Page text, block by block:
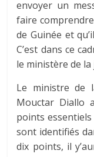
envoyer un
faire
de Guinée et
C’est dans ce
le ministère de
Le ministre de
Mouctar Diallo
points
sont identifiés
dix points, il